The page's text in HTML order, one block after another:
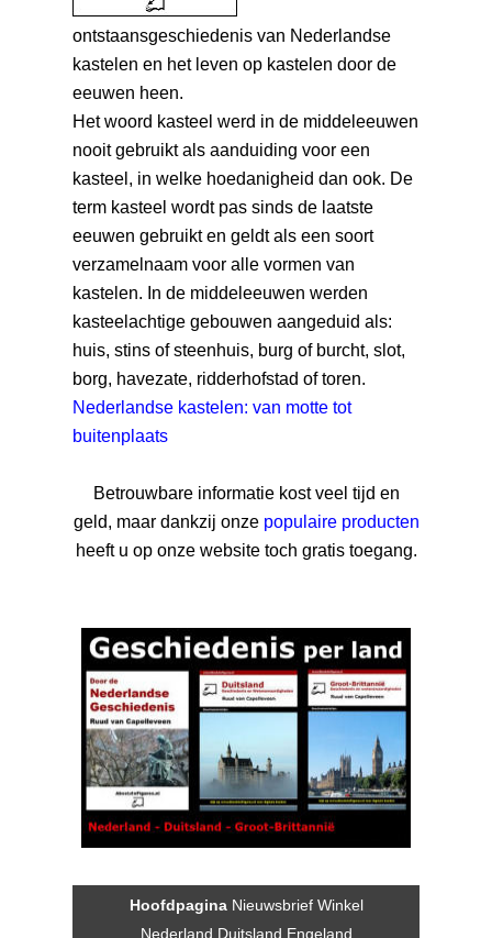
ontstaansgeschiedenis van Nederlandse
kastelen en het leven op kastelen door de
eeuwen heen.
Het woord kasteel werd in de middeleeuwen
nooit gebruikt als aanduiding voor een
kasteel, in welke hoedanigheid dan ook. De
term kasteel wordt pas sinds de laatste
eeuwen gebruikt en geldt als een soort
verzamelnaam voor alle vormen van
kastelen. In de middeleeuwen werden
kasteelachtige gebouwen aangeduid als:
huis, stins of steenhuis, burg of burcht, slot,
borg, havezate, ridderhofstad of toren.
Nederlandse kastelen: van motte tot
buitenplaats
Betrouwbare informatie kost veel tijd en
geld, maar dankzij onze populaire producten
heeft u op onze website toch gratis toegang.
Hoofdpagina Nieuwsbrief Winkel
Nederland Duitsland Engeland